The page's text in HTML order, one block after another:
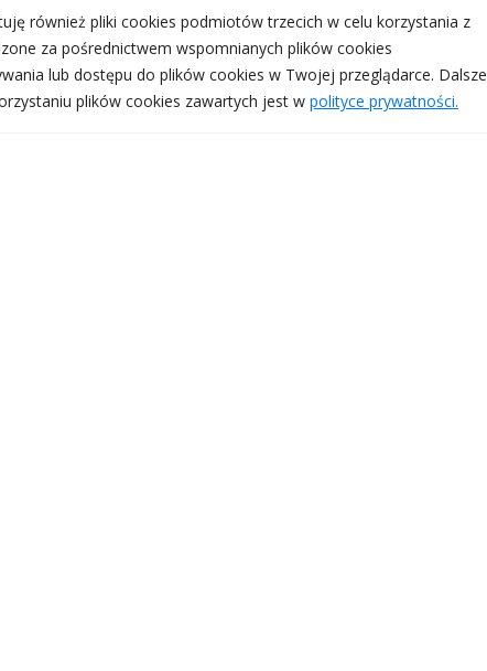
również pliki cookies podmiotów trzecich w celu korzystania z
za pośrednictwem wspomnianych plików cookies
lub dostępu do plików cookies w Twojej przeglądarce. Dalsze
plików cookies zawartych jest w polityce prywatności.